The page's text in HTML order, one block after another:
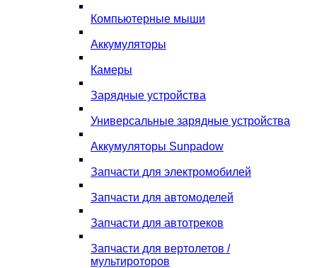
Компьютерные мыши
Аккумуляторы
Камеры
Зарядные устройства
Универсальные зарядные устройства
Аккумуляторы Sunpadow
Запчасти для электромобилей
Запчасти для автомоделей
Запчасти для автотреков
Запчасти для вертолетов /
мультироторов